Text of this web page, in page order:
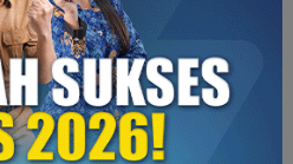
terkait trenthrifting
ini
itu sendiri. Bagaimana
dan tidak apatis terhadap
untuk di beberapa tempat masih
atau lembaga donasi yang